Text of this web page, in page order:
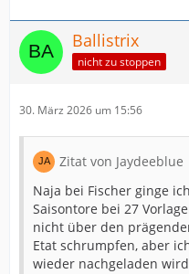
Ballistrix
nicht zu stoppen
30. März 2026 um 15:56
Zitat von Jaydeeblue
Naja bei Fischer ginge
Saisontore bei 27
nicht über den
Etat schrumpfen, aber
wieder nachgeladen